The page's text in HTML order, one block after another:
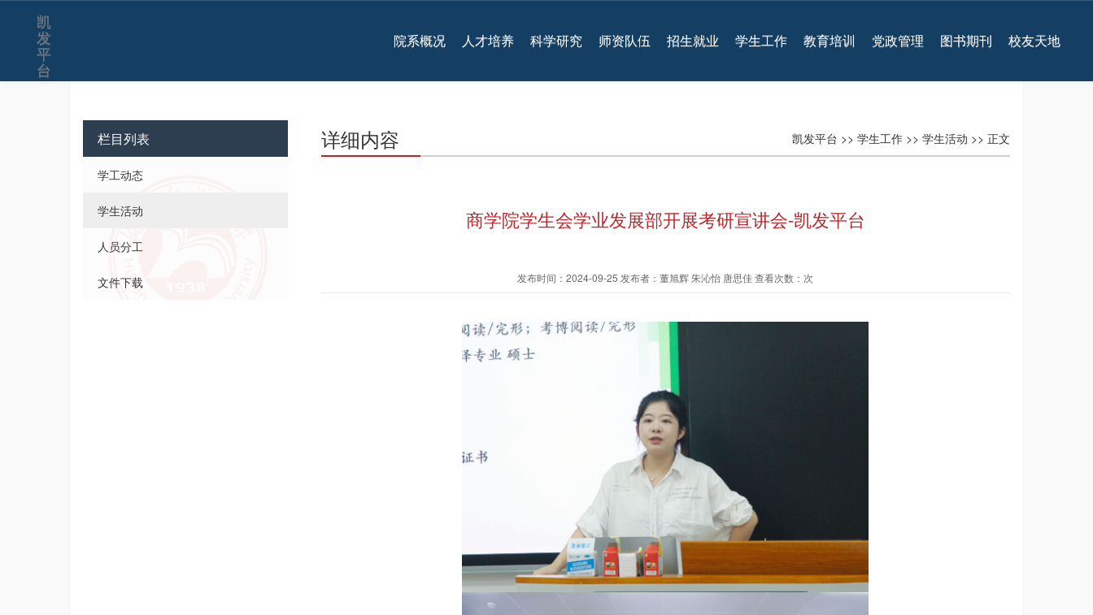
凯
发
平
台
院系概况 人才培养 科学研究 师资队伍 招生就业 学生工作 教育培训 党政管理 图书期刊 校友天地
栏目列表
学工动态
学生活动
人员分工
文件下载
凯发平台 >> 学生工作 >> 学生活动 >> 正文
详细内容
商学院学生会学业发展部开展考研宣讲会-凯发平台
发布时间：2024-09-25 发布者：董旭辉 朱沁怡 唐思佳 查看次数：次